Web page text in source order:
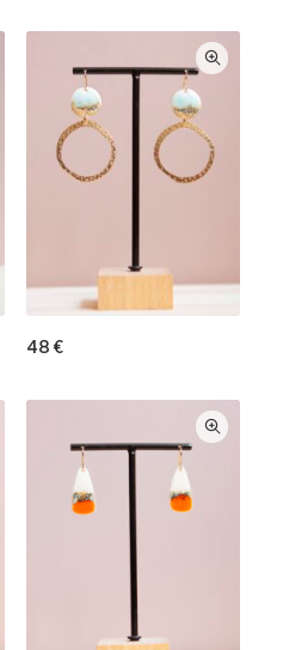
48€